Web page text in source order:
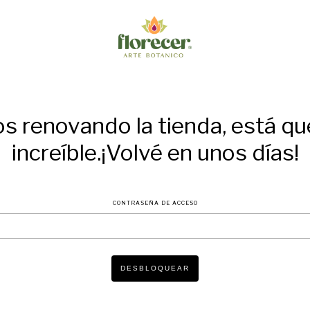
renovando la tienda, está
increíble.¡Volvé en unos días!
CONTRASEÑA DE ACCESO
DESBLOQUEAR